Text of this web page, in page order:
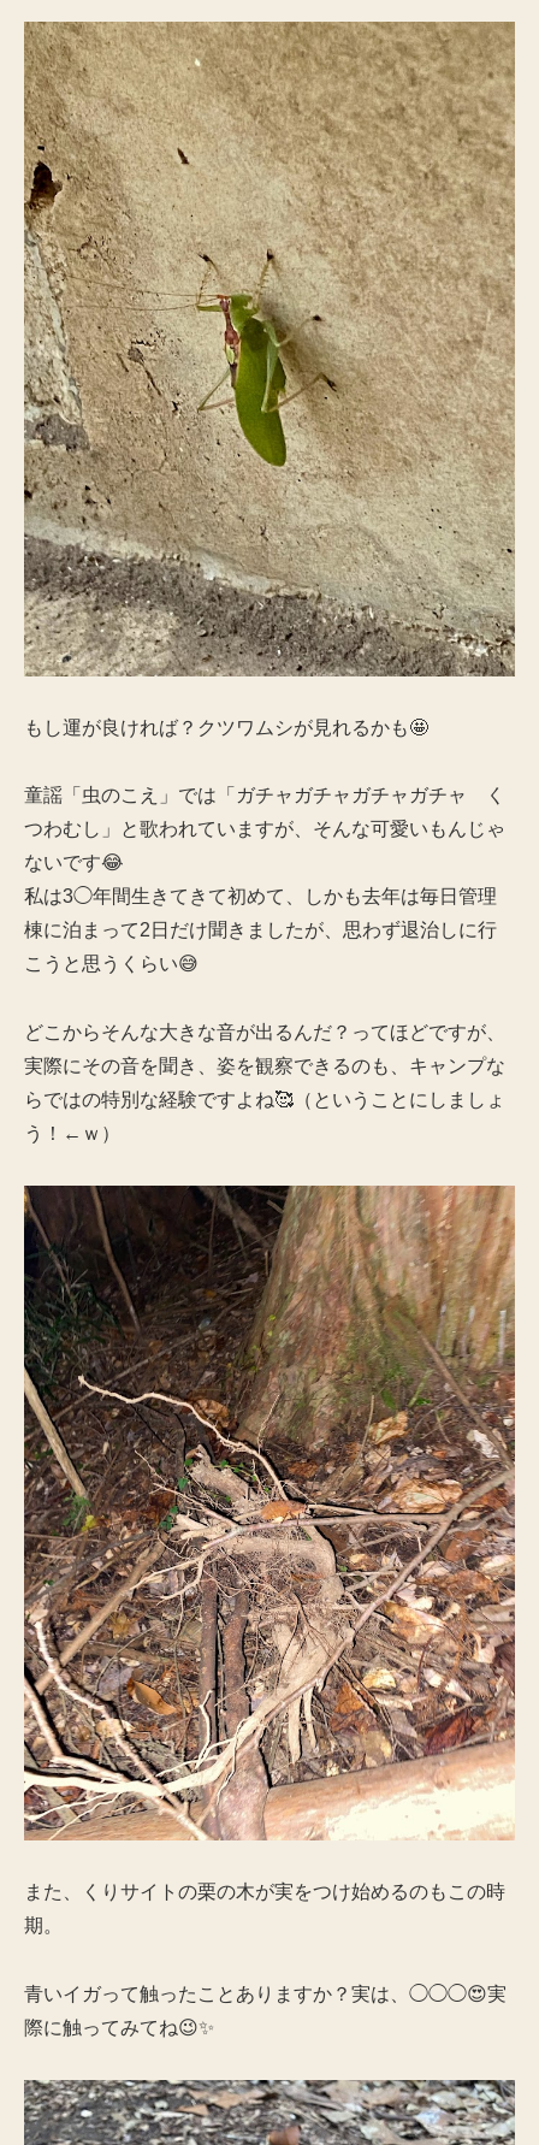
もし運が良ければ？クツワムシが見れるかも🤩
童謡「虫のこえ」では「ガチャガチャガチャガチャ く
つわむし」と歌われていますが、そんな可愛いもんじゃ
ないです😂
私は3◯年間生きてきて初めて、しかも去年は毎日管理
棟に泊まって2日だけ聞きましたが、思わず退治しに行
こうと思うくらい😅
どこからそんな大きな音が出るんだ？ってほどですが、
実際にその音を聞き、姿を観察できるのも、キャンプな
らではの特別な経験ですよね🥰（ということにしましょ
う！←ｗ）
また、くりサイトの栗の木が実をつけ始めるのもこの時
期。
青いイガって触ったことありますか？実は、◯◯◯😍実
際に触ってみてね😉✨